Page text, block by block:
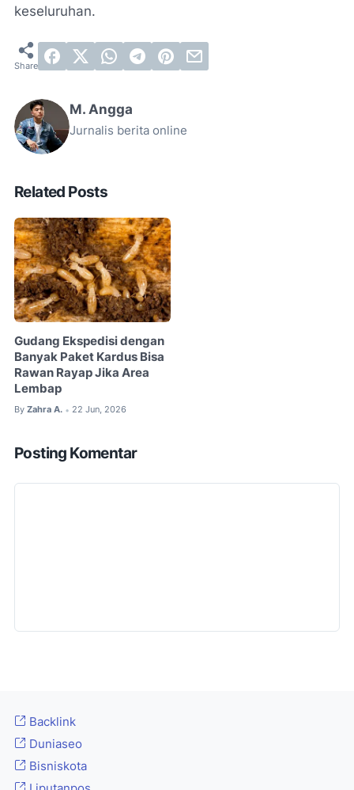
keseluruhan.
M. Angga
Jurnalis berita online
Related Posts
Gudang Ekspedisi dengan
Banyak Paket Kardus Bisa
Rawan Rayap Jika Area
Lembap
By Zahra A. • 22 Jun, 2026
Posting Komentar
Backlink
Duniaseo
Bisniskota